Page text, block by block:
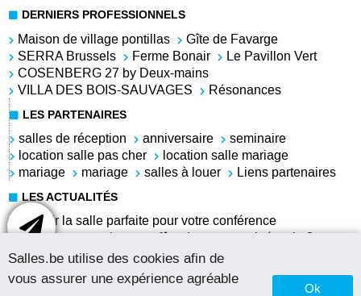
Salles.be utilise des cookies afin de
vous assurer une expérience agréable
Ok
DERNIERS PROFESSIONNELS
Maison de village pontillas
Gîte de Favarge
SERRA Brussels
Ferme Bonair
Le Pavillon Vert
COSENBERG 27 by Deux-mains
VILLA DES BOIS-SAUVAGES
Résonances
LES PARTENAIRES
salles de réception anniversaire
seminaire
location salle pas cher
location salle mariage
mariage
mariage salles à louer Liens partenaires
LES ACTUALITÉS
Choisir la salle parfaite pour votre conférence
Comment organiser une fête du personnel réussie ?
Louer une salle pour l'anniversaire de sa grand-mère
Salle à louer pas chère pour anniversaire
Louer une salle pour un repas d'équipe et une petite